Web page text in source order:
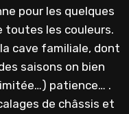
pour les quelques
toutes les couleurs.
cave familiale, dont
saisons on bien
patience… .
de châssis et